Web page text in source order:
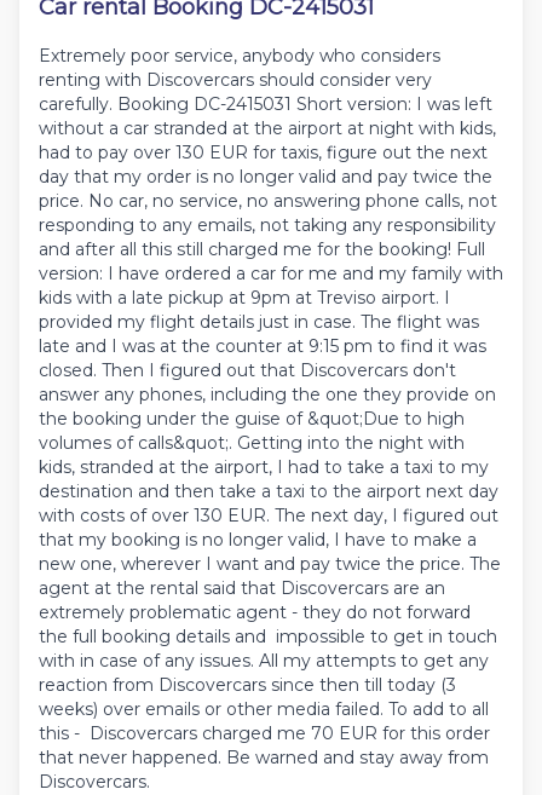
Car rental Booking DC-2415031
Extremely poor service, anybody who considers
renting with Discovercars should consider very
carefully. Booking DC-2415031 Short version: I was left
without a car stranded at the airport at night with kids,
had to pay over 130 EUR for taxis, figure out the next
day that my order is no longer valid and pay twice the
price. No car, no service, no answering phone calls, not
responding to any emails, not taking any responsibility
and after all this still charged me for the booking! Full
version: I have ordered a car for me and my family with
kids with a late pickup at 9pm at Treviso airport. I
provided my flight details just in case. The flight was
late and I was at the counter at 9:15 pm to find it was
closed. Then I figured out that Discovercars don't
answer any phones, including the one they provide on
the booking under the guise of &quot;Due to high
volumes of calls&quot;. Getting into the night with
kids, stranded at the airport, I had to take a taxi to my
destination and then take a taxi to the airport next day
with costs of over 130 EUR. The next day, I figured out
that my booking is no longer valid, I have to make a
new one, wherever I want and pay twice the price. The
agent at the rental said that Discovercars are an
extremely problematic agent - they do not forward
the full booking details and impossible to get in touch
with in case of any issues. All my attempts to get any
reaction from Discovercars since then till today (3
weeks) over emails or other media failed. To add to all
this - Discovercars charged me 70 EUR for this order
that never happened. Be warned and stay away from
Discovercars.